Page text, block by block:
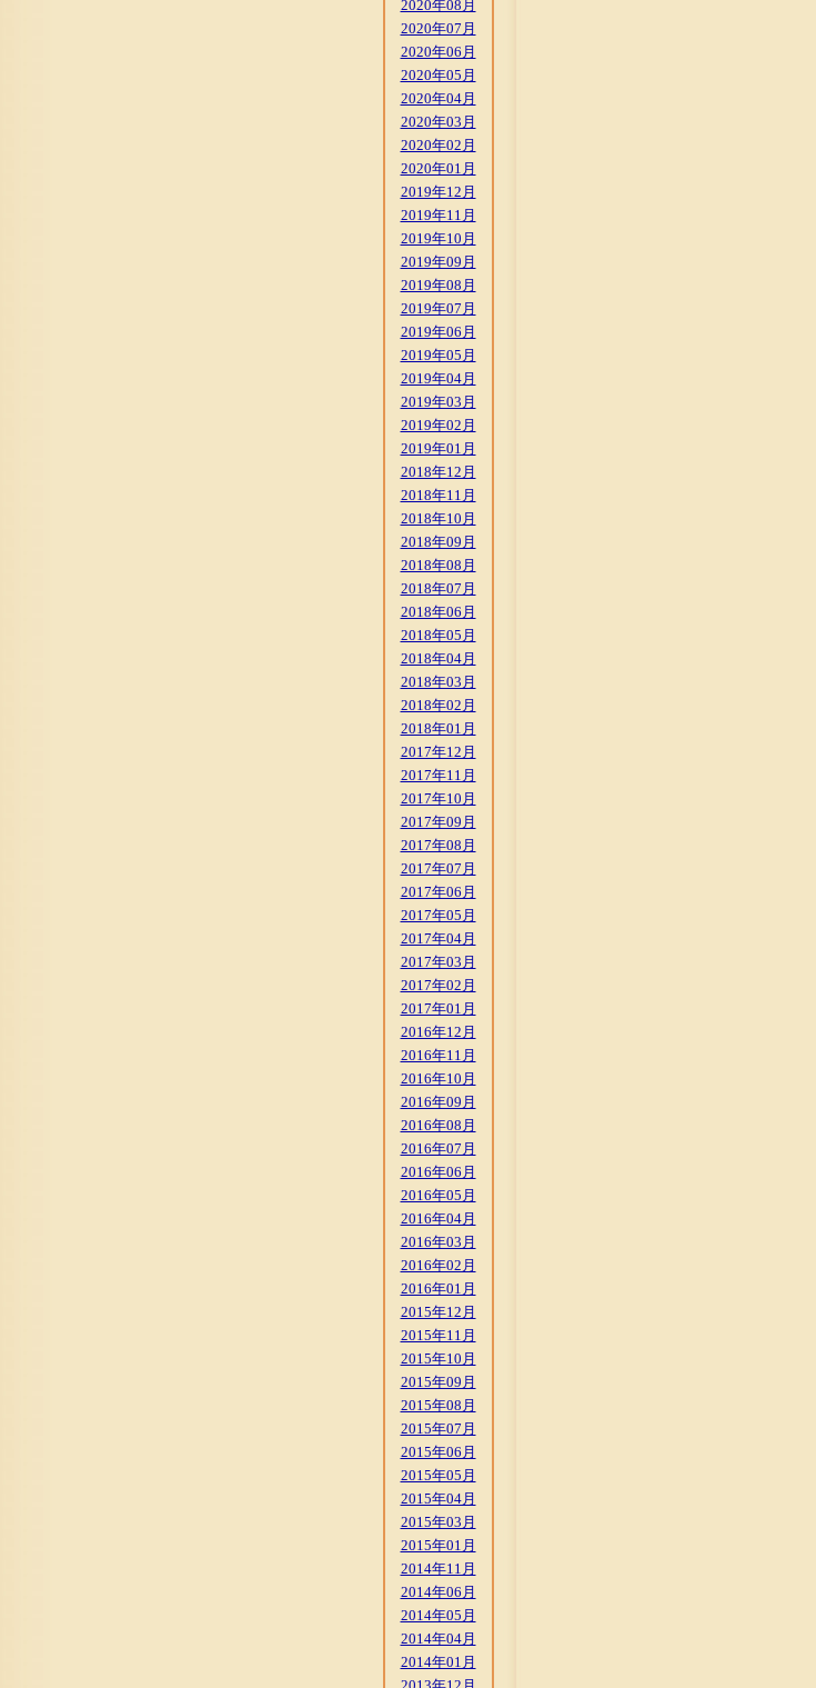
2020年08月
2020年07月
2020年06月
2020年05月
2020年04月
2020年03月
2020年02月
2020年01月
2019年12月
2019年11月
2019年10月
2019年09月
2019年08月
2019年07月
2019年06月
2019年05月
2019年04月
2019年03月
2019年02月
2019年01月
2018年12月
2018年11月
2018年10月
2018年09月
2018年08月
2018年07月
2018年06月
2018年05月
2018年04月
2018年03月
2018年02月
2018年01月
2017年12月
2017年11月
2017年10月
2017年09月
2017年08月
2017年07月
2017年06月
2017年05月
2017年04月
2017年03月
2017年02月
2017年01月
2016年12月
2016年11月
2016年10月
2016年09月
2016年08月
2016年07月
2016年06月
2016年05月
2016年04月
2016年03月
2016年02月
2016年01月
2015年12月
2015年11月
2015年10月
2015年09月
2015年08月
2015年07月
2015年06月
2015年05月
2015年04月
2015年03月
2015年01月
2014年11月
2014年06月
2014年05月
2014年04月
2014年01月